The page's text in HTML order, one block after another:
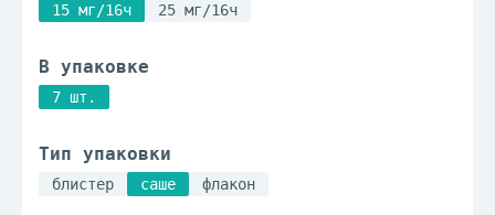
15 мг/16ч
25 мг/16ч
В упаковке
7 шт.
Тип упаковки
блистер саше флакон